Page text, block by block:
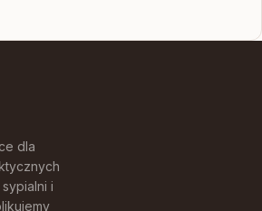
dla
i